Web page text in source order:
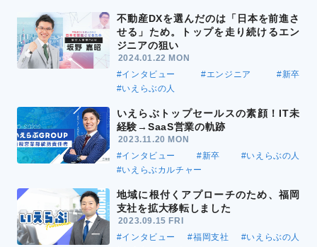
不動産DXを選んだのは「日本を前進さ
せる」ため。トップを走り続けるエン
ジニアの狙い
2024.01.22 MON
#インタビュー
#エンジニア
#新卒
#いえらぶの人
いえらぶトップセールスの素顔！IT未
経験→SaaS営業の軌跡
2023.11.20 MON
#インタビュー
#新卒
#いえらぶの人
#いえらぶカルチャー
地域に根付くアプローチのため、福岡
支社を拡大移転しました
2023.09.15 FRI
#インタビュー
#福岡支社
#いえらぶの人